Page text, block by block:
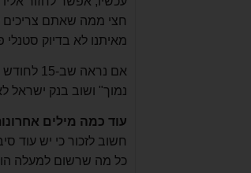
חצי ממה שאתם צריכים
מאיתנו לא בדיוק
אם
נמוך" ושוב בנק ישראל
עוד כמה מילים
חשוב לזכור כי יש עוד
כל מה שרשום למעלה הוא